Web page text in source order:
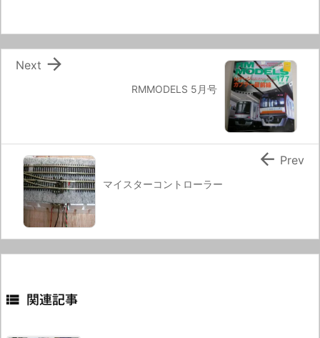
RMMODELS 5月号

Next
マイスターコントローラー
 Prev
 関連記事